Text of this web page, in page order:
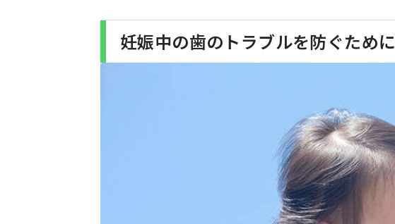
妊娠中の歯のトラブルを防ぐために